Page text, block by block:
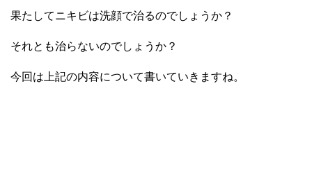
果たしてニキビは洗顔で治るのでしょうか？
それとも治らないのでしょうか？
今回は上記の内容について書いていきますね。